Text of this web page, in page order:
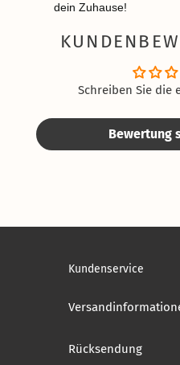
dein Zuhause!
Schreiben Sie die
Bewertung
Kundenservice
Rücksendung